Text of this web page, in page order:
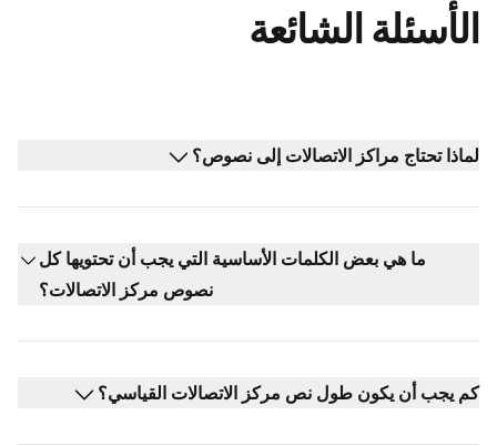
الأسئلة الشائعة
لماذا تحتاج مراكز الاتصالات إلى نصوص؟
ما هي بعض الكلمات الأساسية التي يجب أن تحتويها كل
نصوص مركز الاتصالات؟
كم يجب أن يكون طول نص مركز الاتصالات القياسي؟